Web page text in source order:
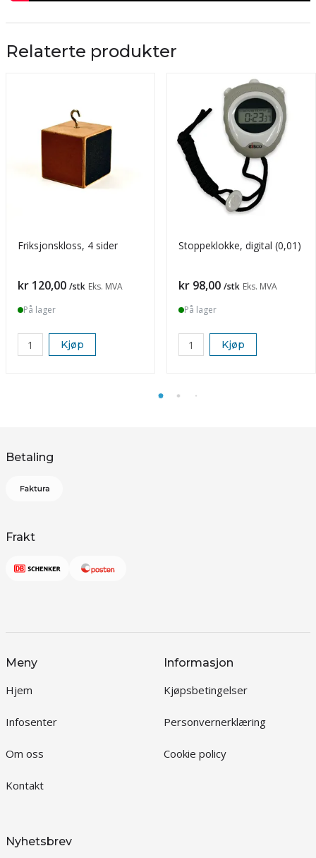
Relaterte produkter
Friksjonskloss, 4 sider
Pris
kr 120,00 /stk Eks. MVA
På lager
Kjøp
Stoppeklokke, digital (0,01)
Pris
kr 98,00 /stk Eks. MVA
På lager
Kjøp
Betaling
Frakt
Meny
Hjem
Infosenter
Om oss
Kontakt
Informasjon
Kjøpsbetingelser
Personvernerklæring
Cookie policy
Nyhetsbrev